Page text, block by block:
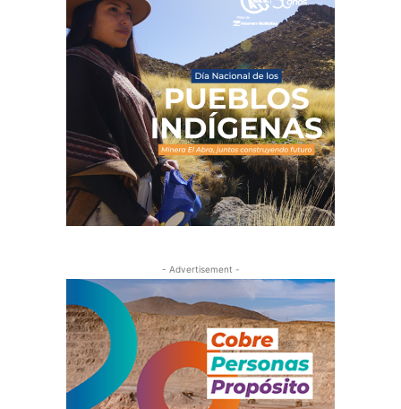
- Advertisement -